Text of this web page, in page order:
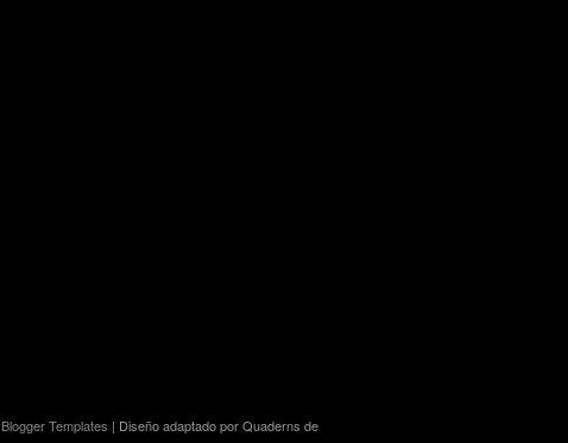
Templates | Diseño adaptado por Quaderns de